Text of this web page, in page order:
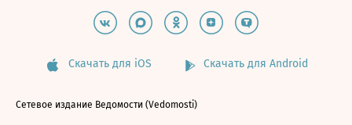
Скачать для iOS Скачать для Android
Сетевое издание Ведомости (Vedomosti)